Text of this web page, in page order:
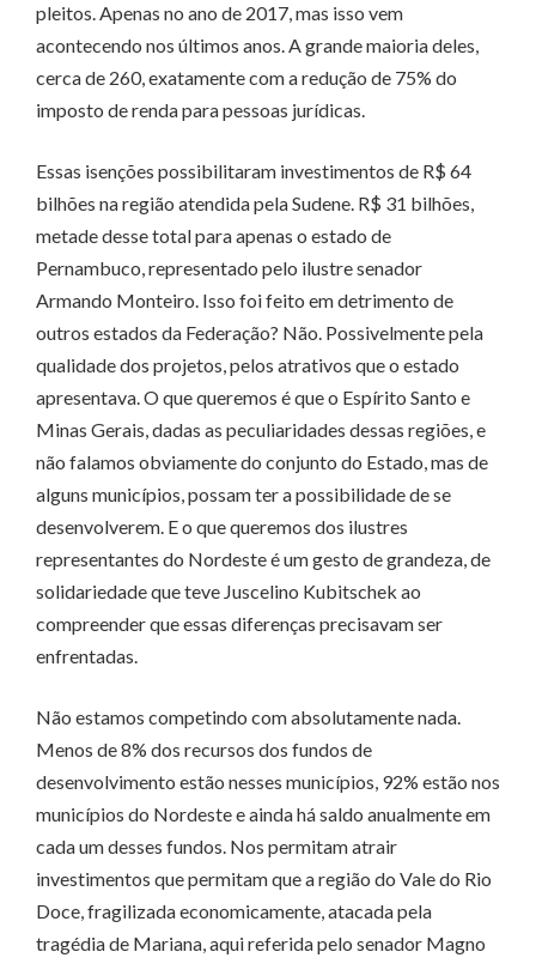
pleitos. Apenas no ano de 2017, mas isso vem
acontecendo nos últimos anos. A grande maioria deles,
cerca de 260, exatamente com a redução de 75% do
imposto de renda para pessoas jurídicas.
Essas isenções possibilitaram investimentos de R$ 64
bilhões na região atendida pela Sudene. R$ 31 bilhões,
metade desse total para apenas o estado de
Pernambuco, representado pelo ilustre senador
Armando Monteiro. Isso foi feito em detrimento de
outros estados da Federação? Não. Possivelmente pela
qualidade dos projetos, pelos atrativos que o estado
apresentava. O que queremos é que o Espírito Santo e
Minas Gerais, dadas as peculiaridades dessas regiões, e
não falamos obviamente do conjunto do Estado, mas de
alguns municípios, possam ter a possibilidade de se
desenvolverem. E o que queremos dos ilustres
representantes do Nordeste é um gesto de grandeza, de
solidariedade que teve Juscelino Kubitschek ao
compreender que essas diferenças precisavam ser
enfrentadas.
Não estamos competindo com absolutamente nada.
Menos de 8% dos recursos dos fundos de
desenvolvimento estão nesses municípios, 92% estão nos
municípios do Nordeste e ainda há saldo anualmente em
cada um desses fundos. Nos permitam atrair
investimentos que permitam que a região do Vale do Rio
Doce, fragilizada economicamente, atacada pela
tragédia de Mariana, aqui referida pelo senador Magno